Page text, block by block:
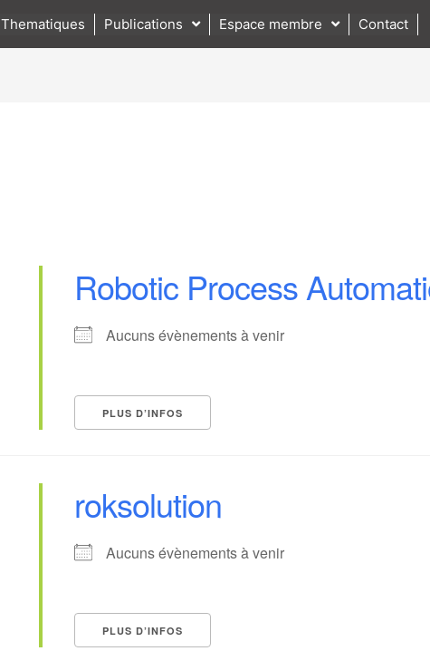
Thematiques Publications Espace membre Contact
Robotic Process
Aucuns évènements à venir
PLUS D’INFOS
roksolution
Aucuns évènements à venir
PLUS D’INFOS